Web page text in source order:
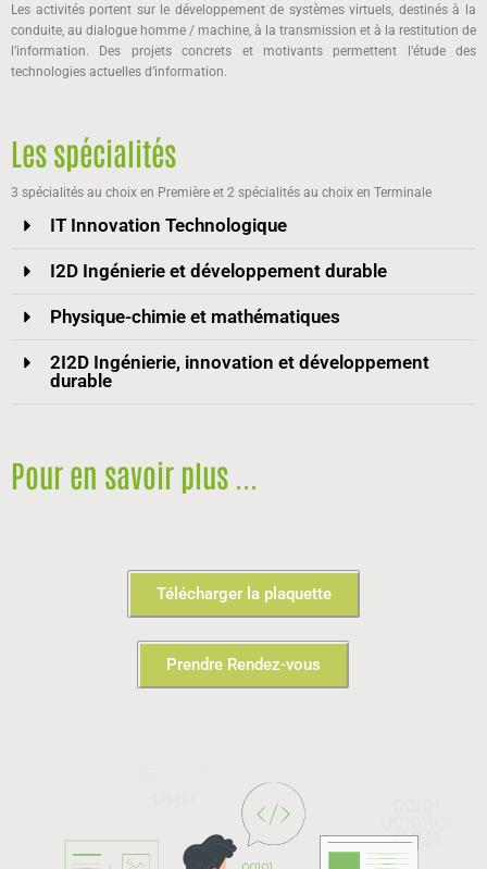
Les activités portent sur le développement de systèmes virtuels, destinés à la
conduite, au dialogue homme / machine, à la transmission et à la restitution de
l’information. Des projets concrets et motivants permettent l’étude des
technologies actuelles d’information.
Les spécialités
3 spécialités au choix en Première et 2 spécialités au choix en Terminale
IT Innovation Technologique
I2D Ingénierie et développement durable
Physique-chimie et mathématiques
2I2D Ingénierie, innovation et développement
durable
Pour en savoir plus ...
Télécharger la plaquette
Prendre Rendez-vous